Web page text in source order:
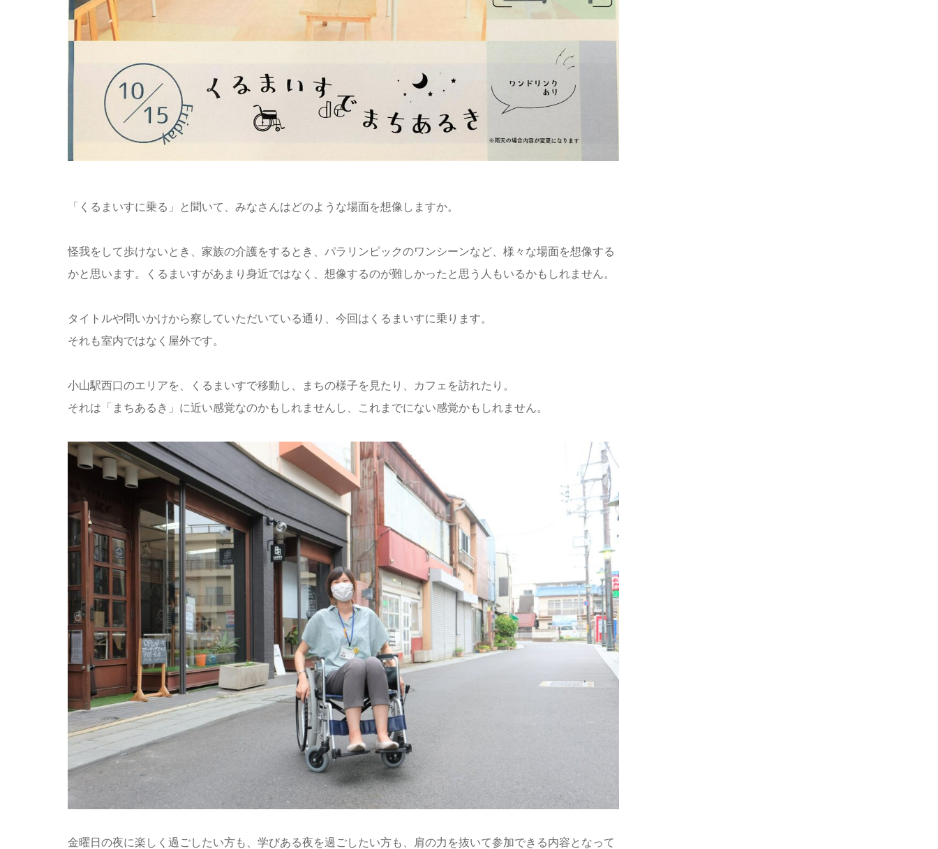
「くるまいすに乗る」と聞いて、みなさんはどのような場面を想像しますか。
怪我をして歩けないとき、家族の介護をするとき、パラリンピックのワンシーンなど、様々な場面を想像する
かと思います。くるまいすがあまり身近ではなく、想像するのが難しかったと思う人もいるかもしれません。
タイトルや問いかけから察していただいている通り、今回はくるまいすに乗ります。
それも室内ではなく屋外です。
小山駅西口のエリアを、くるまいすで移動し、まちの様子を見たり、カフェを訪れたり。
それは「まちあるき」に近い感覚なのかもしれませんし、これまでにない感覚かもしれません。
金曜日の夜に楽しく過ごしたい方も、学びある夜を過ごしたい方も、肩の力を抜いて参加できる内容となって